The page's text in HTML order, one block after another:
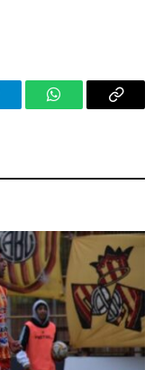
WhatsAppCopy